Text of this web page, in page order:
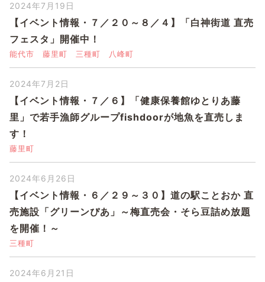
2024年7月19日
【イベント情報・７／２０～８／４】「白神街道 直売
フェスタ」開催中！
能代市 藤里町 三種町 八峰町
2024年7月2日
【イベント情報・７／６】「健康保養館ゆとりあ藤
里」で若手漁師グループfishdoorが地魚を直売しま
す！
藤里町
2024年6月26日
【イベント情報・６／２９～３０】道の駅ことおか 直
売施設「グリーンぴあ」～梅直売会・そら豆詰め放題
を開催！～
三種町
2024年6月21日